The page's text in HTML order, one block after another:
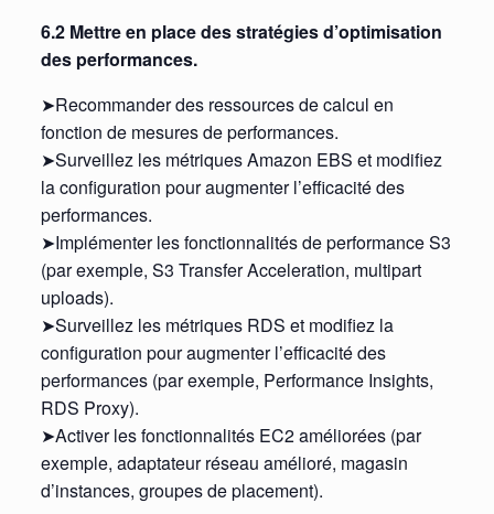
6.2 Mettre en place des stratégies d’optimisation
des performances.
➤Recommander des ressources de calcul en
fonction de mesures de performances.
➤Surveillez les métriques Amazon EBS et modifiez
la configuration pour augmenter l’efficacité des
performances.
➤Implémenter les fonctionnalités de performance S3
(par exemple, S3 Transfer Acceleration, multipart
uploads).
➤Surveillez les métriques RDS et modifiez la
configuration pour augmenter l’efficacité des
performances (par exemple, Performance Insights,
RDS Proxy).
➤Activer les fonctionnalités EC2 améliorées (par
exemple, adaptateur réseau amélioré, magasin
d’instances, groupes de placement).